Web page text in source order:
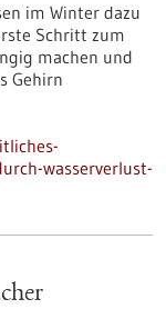
im Winter dazu
Schritt zum
machen und
Gehirn
wasserverlust-